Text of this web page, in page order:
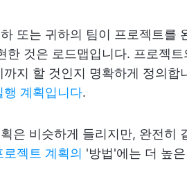
또는 귀하의 팀이 프로젝트를
한 것은 로드맵입니다. 프로젝
지 할 것인지 명확하게 정의합
행 계획입니다.
은 비슷하게 들리지만, 완전히
로젝트 계획의 '방법'에는 더 높